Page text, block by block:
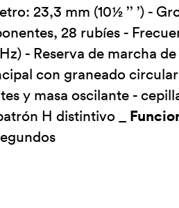
23,3 mm (10½ ’’ ’) -
28 rubíes -
- Reserva de marcha
con graneado
y masa oscilante -
H distintivo _